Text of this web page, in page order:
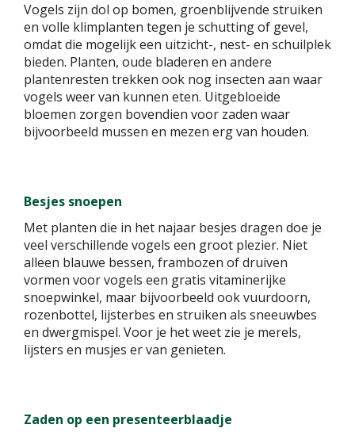
Vogels zijn dol op bomen, groenblijvende struiken
en volle klimplanten tegen je schutting of gevel,
omdat die mogelijk een uitzicht-, nest- en schuilplek
bieden. Planten, oude bladeren en andere
plantenresten trekken ook nog insecten aan waar
vogels weer van kunnen eten. Uitgebloeide
bloemen zorgen bovendien voor zaden waar
bijvoorbeeld mussen en mezen erg van houden.
Besjes snoepen
Met planten die in het najaar besjes dragen doe je
veel verschillende vogels een groot plezier. Niet
alleen blauwe bessen, frambozen of druiven
vormen voor vogels een gratis vitaminerijke
snoepwinkel, maar bijvoorbeeld ook vuurdoorn,
rozenbottel, lijsterbes en struiken als sneeuwbes
en dwergmispel. Voor je het weet zie je merels,
lijsters en musjes er van genieten.
Zaden op een presenteerblaadje